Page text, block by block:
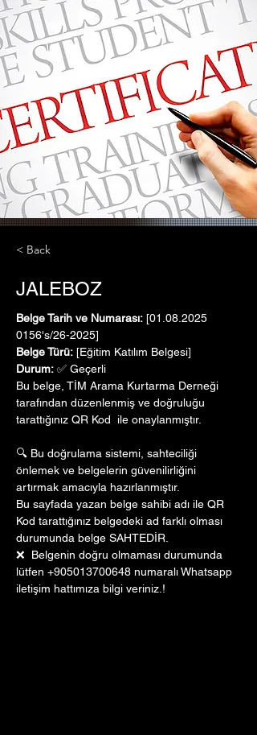
< Back
JALEBOZ
Belge Tarih ve Numarası: [01.08.2025
0156's/26-2025]
Belge Türü: [Eğitim Katılım Belgesi]
Durum: ✅ Geçerli
Bu belge, TİM Arama Kurtarma Derneği
tarafından düzenlenmiş ve doğruluğu
tarattığınız QR Kod  ile onaylanmıştır.
🔍 Bu doğrulama sistemi, sahteciliği
önlemek ve belgelerin güvenilirliğini
artırmak amacıyla hazırlanmıştır.
Bu sayfada yazan belge sahibi adı ile QR
Kod tarattığınız belgedeki ad farklı olması
durumunda belge SAHTEDİR.
❌  Belgenin doğru olmaması durumunda
lütfen +905013700648 numaralı Whatsapp
iletişim hattımıza bilgi veriniz.!